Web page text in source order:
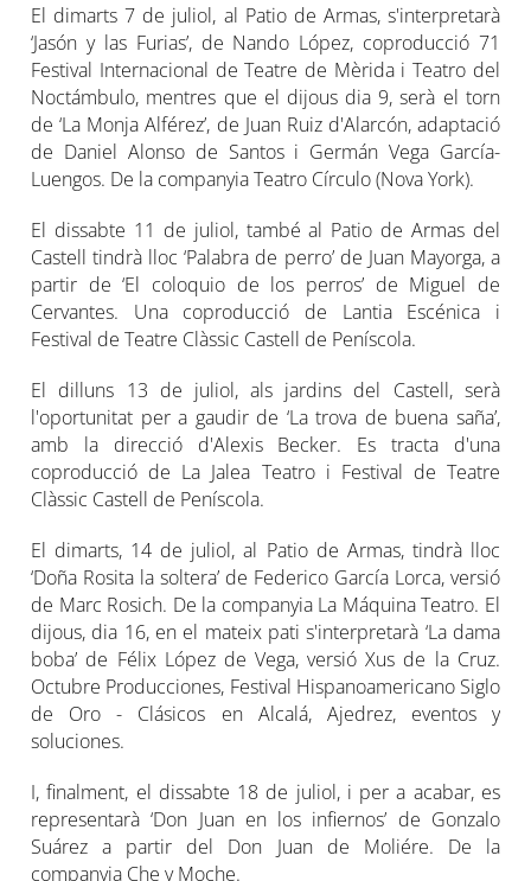
El dimarts 7 de juliol, al Patio de Armas, s'interpretarà
‘Jasón y las Furias’, de Nando López, coproducció 71
Festival Internacional de Teatre de Mèrida i Teatro del
Noctámbulo, mentres que el dijous dia 9, serà el torn
de ‘La Monja Alférez’, de Juan Ruiz d'Alarcón, adaptació
de Daniel Alonso de Santos i Germán Vega García-
Luengos. De la companyia Teatro Círculo (Nova York).
El dissabte 11 de juliol, també al Patio de Armas del
Castell tindrà lloc ‘Palabra de perro’ de Juan Mayorga, a
partir de ‘El coloquio de los perros’ de Miguel de
Cervantes. Una coproducció de Lantia Escénica i
Festival de Teatre Clàssic Castell de Peníscola.
El dilluns 13 de juliol, als jardins del Castell, serà
l'oportunitat per a gaudir de ‘La trova de buena saña’,
amb la direcció d'Alexis Becker. Es tracta d'una
coproducció de La Jalea Teatro i Festival de Teatre
Clàssic Castell de Peníscola.
El dimarts, 14 de juliol, al Patio de Armas, tindrà lloc
‘Doña Rosita la soltera’ de Federico García Lorca, versió
de Marc Rosich. De la companyia La Máquina Teatro. El
dijous, dia 16, en el mateix pati s'interpretarà ‘La dama
boba’ de Félix López de Vega, versió Xus de la Cruz.
Octubre Producciones, Festival Hispanoamericano Siglo
de Oro - Clásicos en Alcalá, Ajedrez, eventos y
soluciones.
I, finalment, el dissabte 18 de juliol, i per a acabar, es
representarà ‘Don Juan en los infiernos’ de Gonzalo
Suárez a partir del Don Juan de Moliére. De la
companyia Che y Moche.